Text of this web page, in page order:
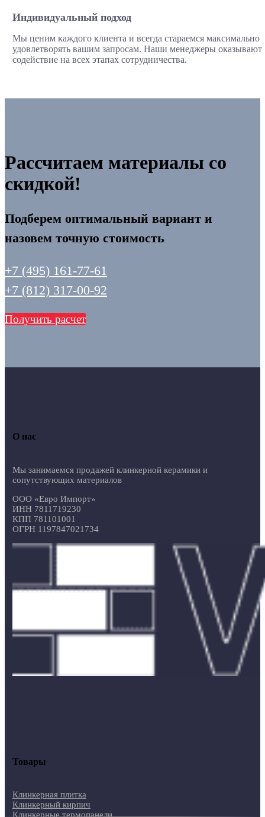
Индивидуальный подход
Мы ценим каждого клиента и всегда стараемся максимально
удовлетворять вашим запросам. Наши менеджеры оказывают
содействие на всех этапах сотрудничества.
Рассчитаем материалы со
скидкой!
Подберем оптимальный вариант и
назовем точную стоимость
+7 (495) 161-77-61
+7 (812) 317-00-92
Получить расчет
О нас
Мы занимаемся продажей клинкерной керамики и
сопутствующих материалов
ООО «Евро Импорт»
ИНН 7811719230
КПП 781101001
ОГРН 1197847021734
Товары
Клинкерная плитка
Клинкерный кирпич
Клинкерные термопанели